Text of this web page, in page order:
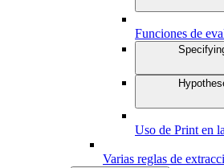
Funciones de
Uso de Print en
Varias reglas de